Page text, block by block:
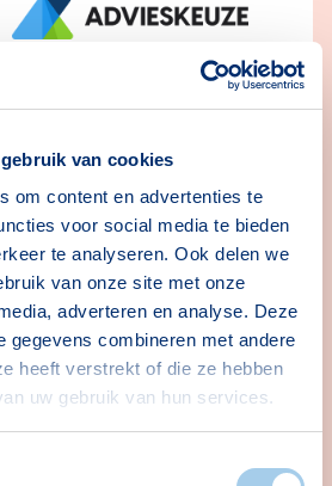
van cookies
om content en advertenties te
voor social media te bieden
te analyseren. Ook delen we
van onze site met onze
adverteren en analyse. Deze
gegevens combineren met andere
heeft verstrekt of die ze hebben
uw gebruik van hun services.
beoordelingen
de buurt
in begrijpelijke taal